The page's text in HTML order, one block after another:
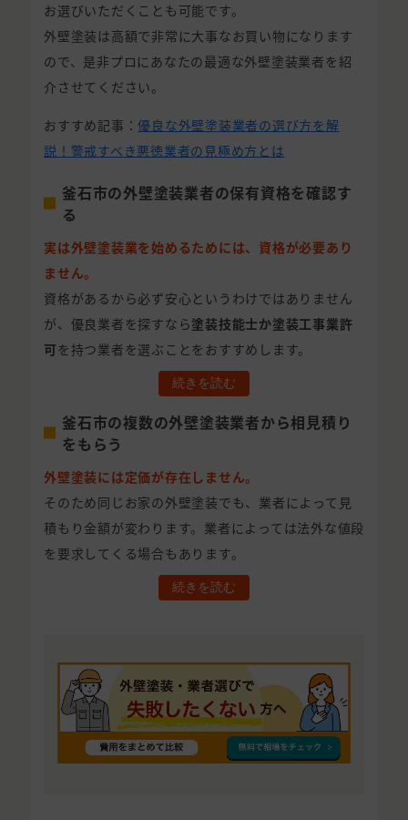
お選びいただくことも可能です。
外壁塗装は高額で非常に大事なお買い物になります
ので、是非プロにあなたの最適な外壁塗装業者を紹
介させてください。
おすすめ記事：優良な外壁塗装業者の選び方を解
説！警戒すべき悪徳業者の見極め方とは
釜石市の外壁塗装業者の保有資格を確認す
る
実は外壁塗装業を始めるためには、資格が必要あり
ません。
資格があるから必ず安心というわけではありません
が、優良業者を探すなら塗装技能士か塗装工事業許
可 を持つ業者を選ぶことをおすすめします。
続きを読む
釜石市の複数の外壁塗装業者から相見積り
をもらう
外壁塗装には定価が存在しません。
そのため同じお家の外壁塗装でも、業者によって見
積もり金額が変わります。業者によっては法外な値段
を要求してくる場合もあります。
続きを読む